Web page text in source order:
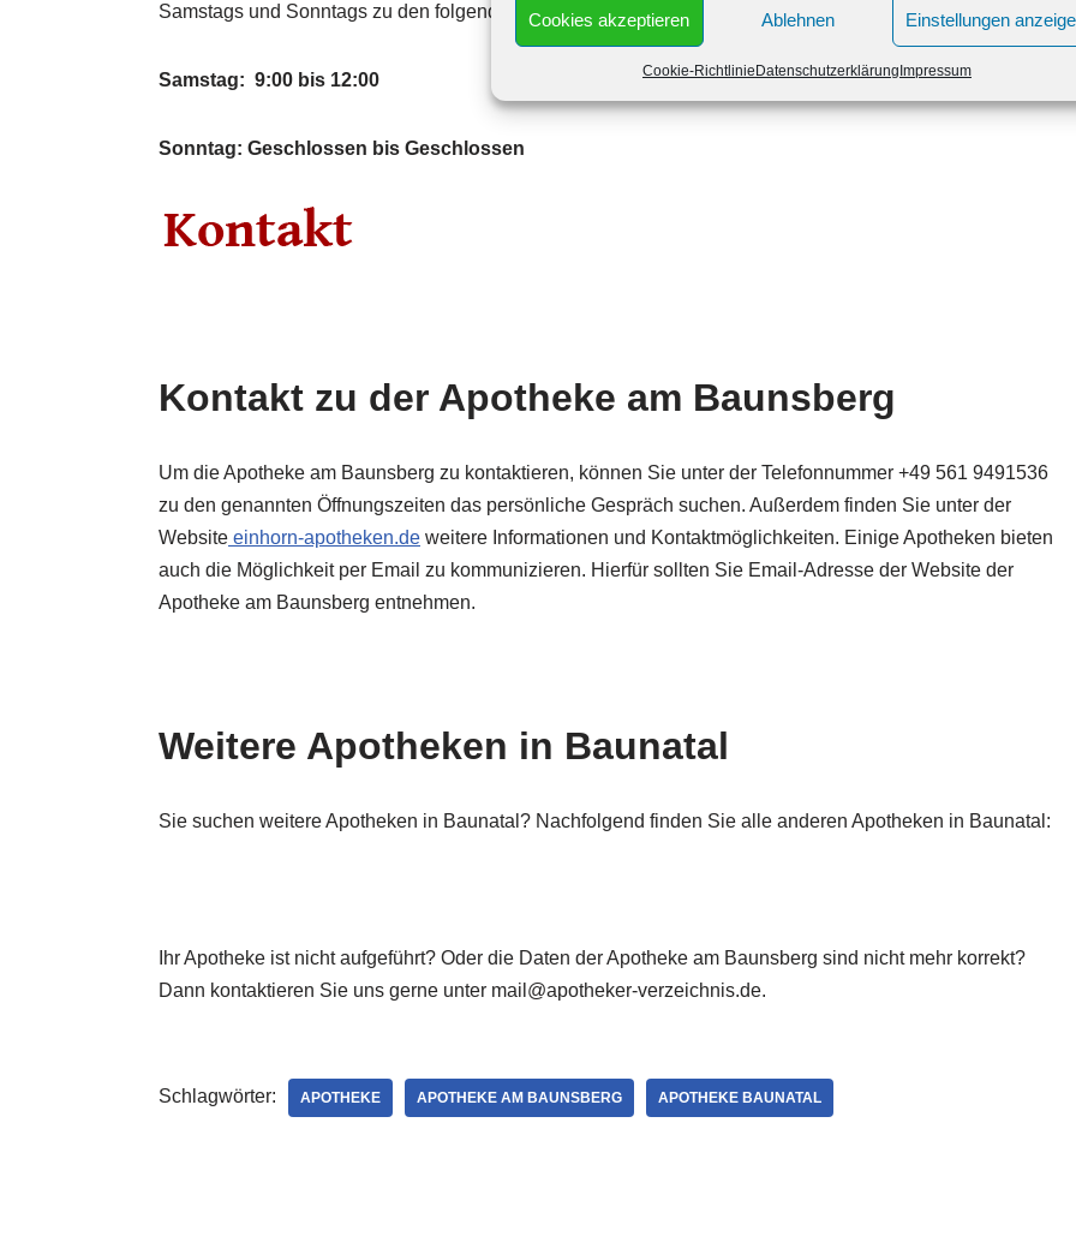
Cookies akzeptieren Ablehnen Einstellungen
Cookie-Richtlinie Datenschutzerklärung Impressum
Samstags und Sonntags zu den folgenden Uhrzeiten geöffnet:
Samstag: 9:00 bis 12:00
Sonntag: Geschlossen bis Geschlossen
Kontakt zu der Apotheke am Baunsberg
Um die Apotheke am Baunsberg zu kontaktieren, können Sie unter der Telefonnummer +49 561 9491536
zu den genannten Öffnungszeiten das persönliche Gespräch suchen. Außerdem finden Sie unter der
Website einhorn-apotheken.de weitere Informationen und Kontaktmöglichkeiten. Einige Apotheken bieten
auch die Möglichkeit per Email zu kommunizieren. Hierfür sollten Sie Email-Adresse der Website der
Apotheke am Baunsberg entnehmen.
Weitere Apotheken in Baunatal
Sie suchen weitere Apotheken in Baunatal? Nachfolgend finden Sie alle anderen Apotheken in Baunatal:
Ihr Apotheke ist nicht aufgeführt? Oder die Daten der Apotheke am Baunsberg sind nicht mehr korrekt?
Dann kontaktieren Sie uns gerne unter mail@apotheker-verzeichnis.de.
Schlagwörter: APOTHEKE APOTHEKE AM BAUNSBERG APOTHEKE BAUNATAL